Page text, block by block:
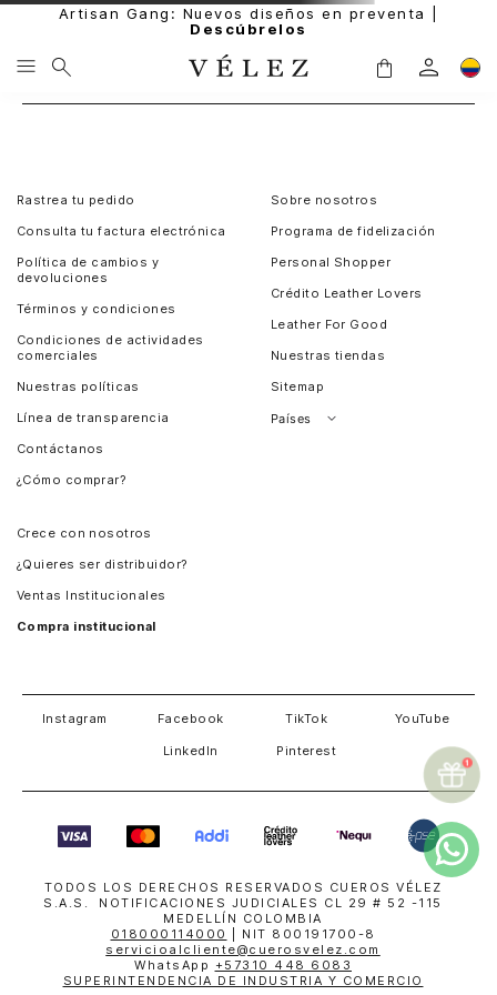
Artisan Gang: Nuevos diseños en preventa |
Descúbrelos
Rastrea tu pedido
Consulta tu factura electrónica
Política de cambios y
devoluciones
Términos y condiciones
Condiciones de actividades
comerciales
Nuestras políticas
Línea de transparencia
Contáctanos
¿Cómo comprar?
Sobre nosotros
Programa de fidelización
Personal Shopper
Crédito Leather Lovers
Leather For Good
Nuestras tiendas
Sitemap
Países
Crece con nosotros
¿Quieres ser distribuidor?
Ventas Institucionales
Compra institucional
Instagram Facebook TikTok YouTube
LinkedIn Pinterest
TODOS LOS DERECHOS RESERVADOS CUEROS VÉLEZ
S.A.S. NOTIFICACIONES JUDICIALES CL 29 # 52 -115
MEDELLÍN COLOMBIA
018000114000
| NIT 800191700-8
servicioalcliente@cuerosvelez.com
WhatsApp +57310 448 6083
SUPERINTENDENCIA DE INDUSTRIA Y COMERCIO